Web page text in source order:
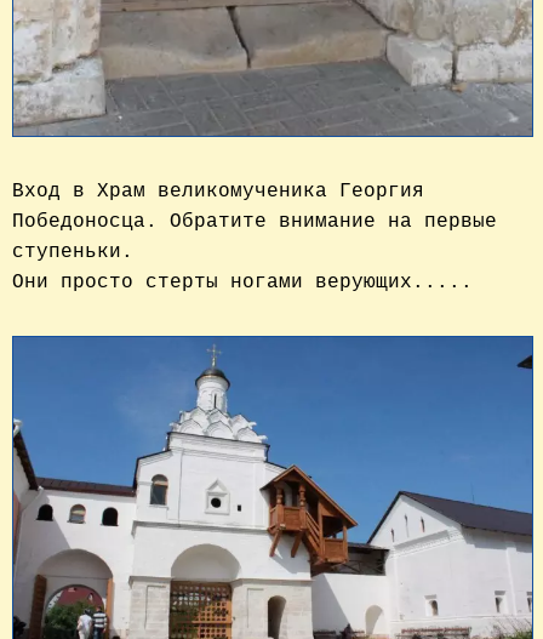
Вход в Храм великомученика Георгия
Победоносца. Обратите внимание на первые
ступеньки.
Они просто стерты ногами верующих.....